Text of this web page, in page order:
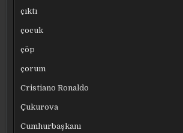
çıktı
çocuk
çöp
çorum
Cristiano Ronaldo
Çukurova
Cumhurbaşkanı